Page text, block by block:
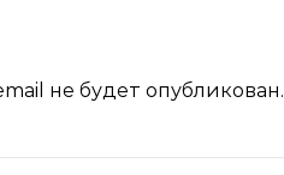
не будет опубликован.